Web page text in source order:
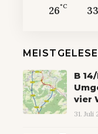
26°C 33
B
vier
31. Juli